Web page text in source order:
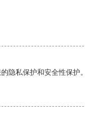
隐私保护和安全性保护。